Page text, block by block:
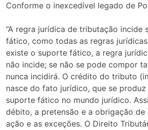
Conforme o inexcedível legado de
“A regra jurídica de tributação incide
fático, como todas as regras
existe o suporte fático, a regra
não incide; se não se pode compor
nunca incidirá. O crédito do tributo
nasce do fato jurídico, que se
suporte fático no mundo jurídico.
débito, a pretensão e a obrigação
ação e as exceções. O Direito